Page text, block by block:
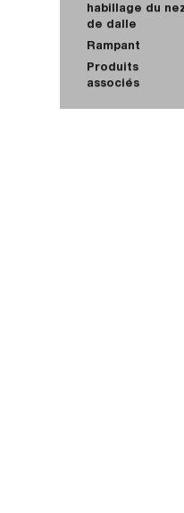
habillage du
de dalle
Rampant
Produits
associés